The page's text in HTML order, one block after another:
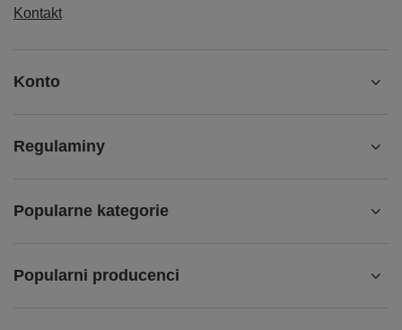
Kontakt
Konto
Regulaminy
Popularne kategorie
Popularni producenci